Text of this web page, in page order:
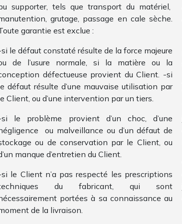
supporter, tels que transport du matériel,
grutage, passage en cale sèche.
garantie est exclue :
le défaut constaté résulte de la force majeure
de l’usure normale, si la matière ou la
défectueuse provient du Client. -si
défaut résulte d’une mauvaise utilisation par
Client, ou d’une intervention par un tiers.
si le problème provient d’un choc, d’une
ou malveillance ou d’un défaut de
ou de conservation par le Client, ou
manque d’entretien du Client.
le Client n’a pas respecté les prescriptions
du fabricant, qui sont
portées à sa connaissance au
de la livraison.